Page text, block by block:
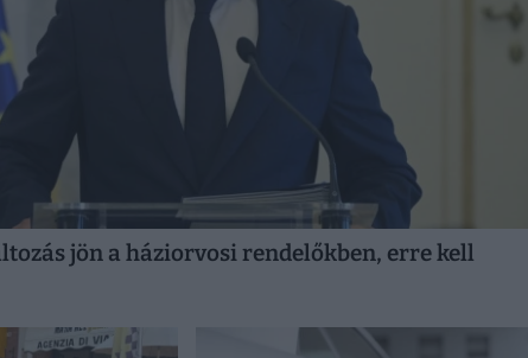
jön a háziorvosi rendelőkben, erre kell